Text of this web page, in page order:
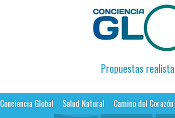
Propuestas
Conciencia Global Salud Natural Camino del Corazón